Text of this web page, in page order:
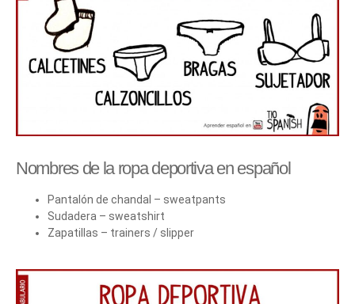
Nombres de la ropa deportiva en español
Pantalón de chandal – sweatpants
Sudadera – sweatshirt
Zapatillas – trainers / slipper